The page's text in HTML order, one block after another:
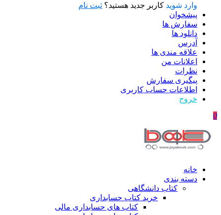
وارد شوید کاربر جدید هستید؟ ثبت نام
پیشخوان
سفارش ها
دانلود ها
آدرس
علاقه مندی ها
اعلانات من
نظرات
پیگیری سفارش
اطلاعات حساب كاربری
خروج
0
خانه
دسته بندی
کتاب دانشگاهی
خرید کتاب حسابداری
کتاب های حسابداری مالی